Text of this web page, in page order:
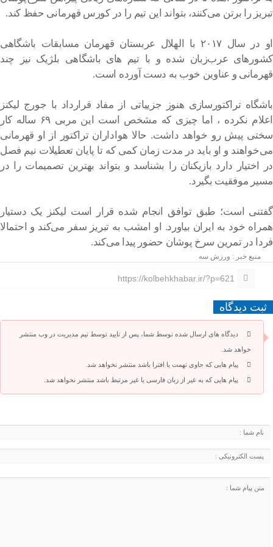
تبریز را برتن می‌کنند، بتواند این تیم را در کورس قهرمانی حفظ کند.
او در سال ۲۰۱۷ با الهلال عربستان قهرمان مسابقات باشگاهی
کشورهای عرب‌زبان شده و با تیم های باشگاهی بلژیک نیز چند
قهرمانی و عناوین خوب به دست آورده است.
باشگاه تراکتورسازی هنوز جزییاتی از مفاد قرارداد با جورج لیکنز
اعلام نکرده ، اما چیزی که مشخص است این مربی ۶۹ ساله کار
سختی پیش رو خواهد داشت. حالا هواداران تراکتور از او قهرمانی
می‌خواهند و او باید در مدت زمان کمی که تا پایان تعطیلات نیم فصل
در اختیار دارد بازیکنان را بشناسد و بتواند بهترین تصمیمات را در
مسیر موفقیت بگیرد.
گفتنی است؛ طبق توافق انجام شده قرار است لیکنز یک دستیار
همراه خود به ایران بیاورد. او امشب به تبریز سفر می‌کند و احتمالا
فردا در تمرین سرخ پوشان حضور پیدا می‌کند.
منبع خبر : ورزش سه
https://kolbehkhabar.ir/?p=621
ثبت دیدگاه
دیدگاه های ارسال شده توسط شما، پس از تایید توسط تیم مدیریت در وب منتشر
خواهد شد.
پیام هایی که حاوی تهمت یا افترا باشد منتشر نخواهد شد.
پیام هایی که به غیر از زبان فارسی یا غیر مرتبط باشد منتشر نخواهد شد.